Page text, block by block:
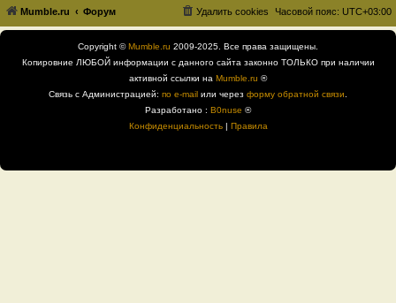
Mumble.ru Форум Часовой пояс: UTC+03:00
Удалить cookies
Copyright ©Mumble.ru 2009-2025. Все права защищены.
Копировние ЛЮБОЙ информации с данного сайта законно ТОЛЬКО при наличии
активной ссылки на Mumble.ru ®
Связь с Администрацией: по e-mail или через форму обратной связи
Разработано : B0nuse ®
Конфиденциальность| Правила